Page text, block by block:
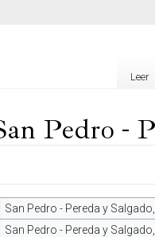
Pedro -
San Pedro - Pereda y
San Pedro - Pereda y
Leer